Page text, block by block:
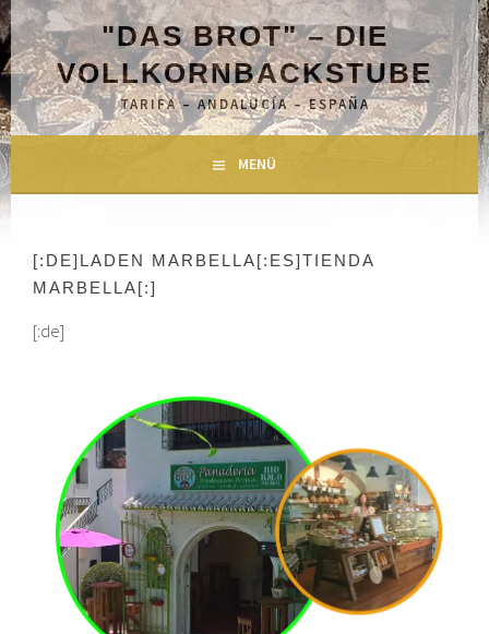
Springe
zum
Inhalt
"DAS BROT" – DIE
VOLLKORNBACKSTUBE
TARIFA – ANDALUCÍA – ESPAÑA
MENÜ
[:DE]LADEN MARBELLA[:ES]TIENDA
MARBELLA[:]
[:de]